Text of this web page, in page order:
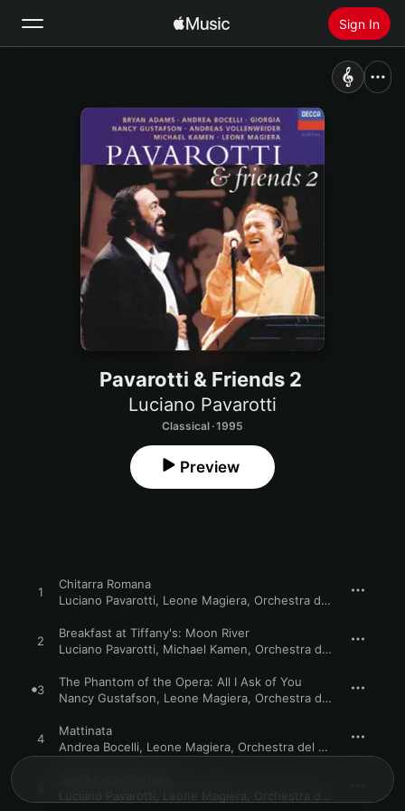
Sign In
Install Apple Music
Pavarotti & Friends 2
Luciano Pavarotti
Classical · 1995
Preview
1
Chitarra Romana
Luciano Pavarotti, Leone Magiera, Orchestra del Teatro Comunale di Bologna
2
Breakfast at Tiffany's: Moon River
Luciano Pavarotti, Michael Kamen, Orchestra del Teatro Comunale di Bologna
3
The Phantom of the Opera: All I Ask of You
Nancy Gustafson, Leone Magiera, Orchestra del Teatro Comunale di Bologna
4
Mattinata
Andrea Bocelli, Leone Magiera, Orchestra del Teatro Comunale di Bologna
Luciano Pavarotti
Leone Magiera Orchestra del Teatro Comunale di Bologna